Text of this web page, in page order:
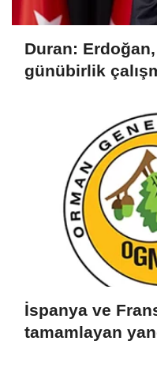
Duran:
günübirlik
İspanya ve
tamamlayan